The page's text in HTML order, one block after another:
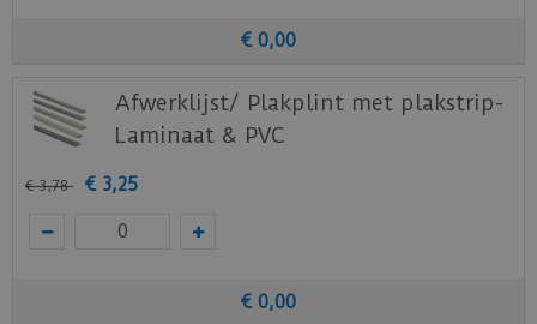
€ 0,00
Afwerklijst/ Plakplint met plakstrip-
Laminaat & PVC
€ 3,78 € 3,25
€ 0,00